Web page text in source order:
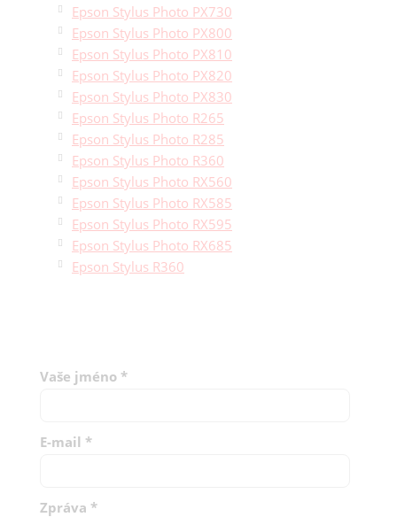
Epson Stylus Photo PX730
Epson Stylus Photo PX800
Epson Stylus Photo PX810
Epson Stylus Photo PX820
Epson Stylus Photo PX830
Epson Stylus Photo R265
Epson Stylus Photo R285
Epson Stylus Photo R360
Epson Stylus Photo RX560
Epson Stylus Photo RX585
Epson Stylus Photo RX595
Epson Stylus Photo RX685
Epson Stylus R360
Vaše jméno *
E-mail *
Zpráva *